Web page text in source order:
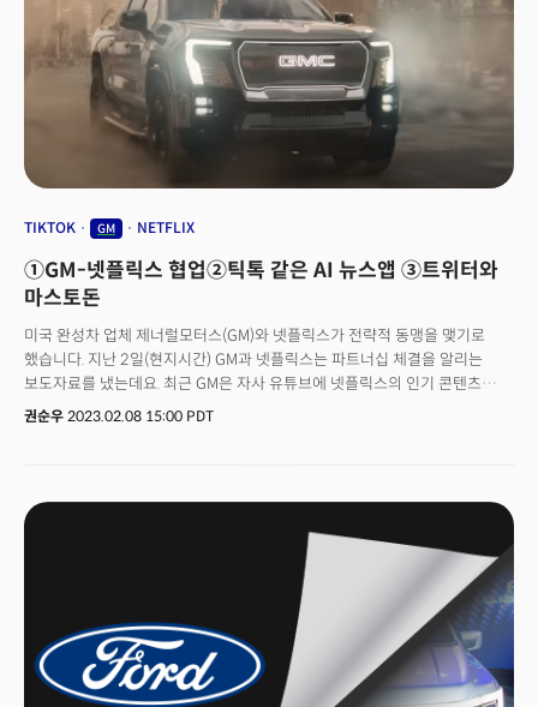
불분명 주의해야" 조언도 팬데믹 기간 중 '텔레헬스'로 불리는 원격 진료
서비스가 확대됐는데요. 챗봇을 이용한 정신건강 플랫폼도 늘어나고
있습니다. 와이사(Wysa), 림빅(Limbic), 레플리카(Replika) 등의
애플리케이션이 AI기반의 정신건강 서비스를 제공하고 있는데요. 이런 앱들은
AI가 대화 치료가 필요한 환자의 대담자 역할을 하거나, 언제나 대화할 준비가
되어있는 대담자를 연결하고 있습니다. 이용자들은 접근성이 좋고,
편리하다는 측면에서 해당 앱에 대해 긍정적으로 평가하고 있습니다. 당연히
우려의 목소리도 나옵니다. 일부 정신 건강 전문가들은 "치료 전문가들만이
목소리를 높이고 있는데요. 챗봇을 이용한 정신상담 등은 책임 소지가
건강 상태가 있는지 없는지 알려주거나, 건강 상태를 치료하거나 치료하는
방법에 대한 지침을 제공하는 데 사용되어서는 안 된다"라고 명시하고
TIKTOK GM NETFLIX
①GM-넷플릭스 협업②틱톡 같은 AI 뉴스앱 ③트위터와
마스토돈
미국 완성차 업체 제너럴모터스(GM)와 넷플릭스가 전략적 동맹을 맺기로
했습니다. 지난 2일(현지시간) GM과 넷플릭스는 파트너십 체결을 알리는
보도자료를 냈는데요. 최근 GM은 자사 유튜브에 넷플릭스의 인기 콘텐츠
'오징어 게임', 영화 '아미 오브 더 데드' 등을 배경으로 한 광고를
오브 더 데드 등 다양한 넷플릭스 인기 시리즈를 배경으로 한 광고를 선보일
예정인데요. 데보라 월 GM 글로벌 최고마케팅 책임자는 "엔터테인먼트는
문화에 막대한 영향을 미친다"며 "EV를 운전하고 소유하는 문화를 구축하기
위해 넷플릭스의 매력적인 스토리텔링을 활용할 예정"이라고 밝혔습니다.👉
넷플릭스 올라탄 GM, 그럼 넷플릭스 속내는? 넷플릭스와 손잡은 GM의
목적은 전기차 홍보에 있습니다. GMC 허머 EV 픽업, 셰비 실버라도, 캐딜락
라이릭 등 다양한 EV 차종이 넷플릭스의 유명 콘텐츠를 무대로 나오는데요.
단일 드라마나 콘텐츠에 차를 후원하는 경우는 있지만, 플랫폼 전체를
대상으로 파트너십을 맺은 것은 이례적이라는 평가가 나옵니다. 넷플릭스
권순우 2023.02.08 15:00 PDT